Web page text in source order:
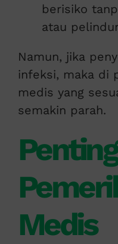
berisiko
atau
Namun, jika
infeksi, maka di
medis yang
semakin parah.
Medis